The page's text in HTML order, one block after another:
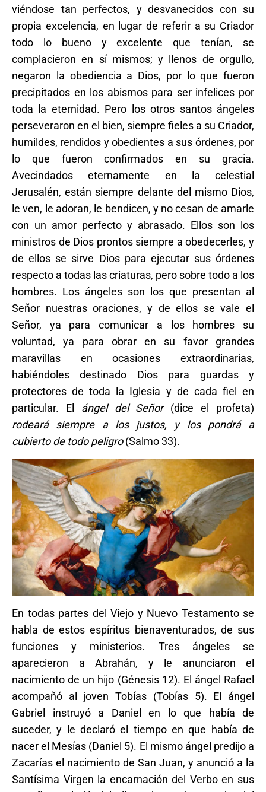
viéndose tan perfectos, y desvanecidos con su
propia excelencia, en lugar de referir a su Criador
todo lo bueno y excelente que tenían, se
complacieron en sí mismos; y llenos de orgullo,
negaron la obediencia a Dios, por lo que fueron
precipitados en los abismos para ser infelices por
toda la eternidad. Pero los otros santos ángeles
perseveraron en el bien, siempre fieles a su Criador,
humildes, rendidos y obedientes a sus órdenes, por
lo que fueron confirmados en su gracia.
Avecindados eternamente en la celestial
Jerusalén, están siempre delante del mismo Dios,
le ven, le adoran, le bendicen, y no cesan de amarle
con un amor perfecto y abrasado. Ellos son los
ministros de Dios prontos siempre a obedecerles, y
de ellos se sirve Dios para ejecutar sus órdenes
respecto a todas las criaturas, pero sobre todo a los
hombres. Los ángeles son los que presentan al
Señor nuestras oraciones, y de ellos se vale el
Señor, ya para comunicar a los hombres su
voluntad, ya para obrar en su favor grandes
maravillas en ocasiones extraordinarias,
habiéndoles destinado Dios para guardas y
protectores de toda la Iglesia y de cada fiel en
particular. El ángel del Señor(dice el profeta)
rodeará siempre a los justos, y los pondrá a
cubierto de todo peligro(Salmo 33).
En todas partes del Viejo y Nuevo Testamento se
habla de estos espíritus bienaventurados, de sus
funciones y ministerios. Tres ángeles se
aparecieron a Abrahán, y le anunciaron el
nacimiento de un hijo (Génesis 12). El ángel Rafael
acompañó al joven Tobías (Tobías 5). El ángel
Gabriel instruyó a Daniel en lo que había de
suceder, y le declaró el tiempo en que había de
nacer el Mesías (Daniel 5). El mismo ángel predijo a
Zacarías el nacimiento de San Juan, y anunció a la
Santísima Virgen la encarnación del Verbo en sus